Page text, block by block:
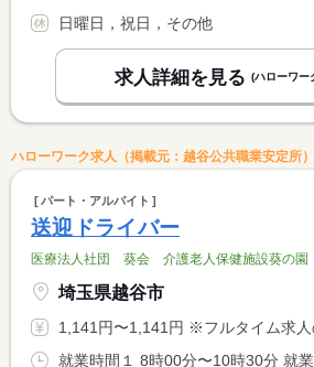
日曜日，祝日，その他
求人詳細を見る (ハローワー
ハローワーク求人（掲載元：越谷公共職業安定所）
パート・アルバイト
送迎ドライバー
医療法人社団 葵会 介護老人保健施設葵の園
埼玉県越谷市
1,141円〜1,141円 ※フルタイム求人の場合は月額（換算額）、パート求